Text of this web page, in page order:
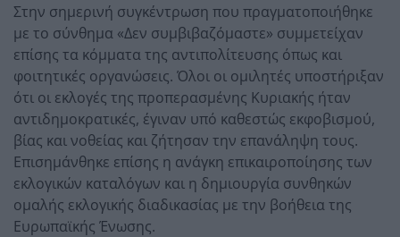
Στην σημερινή συγκέντρωση που πραγματοποιήθηκε
με το σύνθημα «Δεν συμβιβαζόμαστε» συμμετείχαν
επίσης τα κόμματα της αντιπολίτευσης όπως και
φοιτητικές οργανώσεις. Όλοι οι ομιλητές υποστήριξαν
ότι οι εκλογές της προπερασμένης Κυριακής ήταν
αντιδημοκρατικές, έγιναν υπό καθεστώς εκφοβισμού,
βίας και νοθείας και ζήτησαν την επανάληψη τους.
Επισημάνθηκε επίσης η ανάγκη επικαιροποίησης των
εκλογικών καταλόγων και η δημιουργία συνθηκών
ομαλής εκλογικής διαδικασίας με την βοήθεια της
Ευρωπαϊκής Ένωσης.